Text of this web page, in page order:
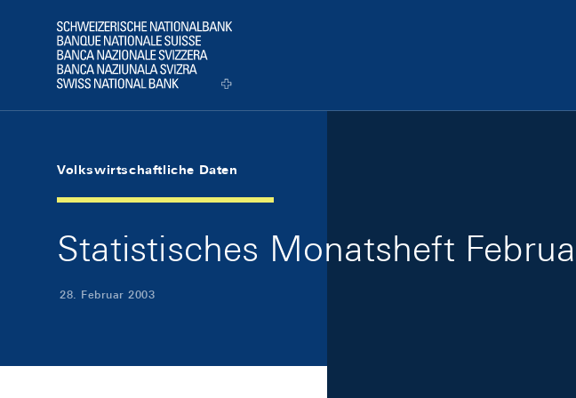
Logo
Volkswirtschaftliche Daten
Statistisches Monatsheft
28. Februar 2003